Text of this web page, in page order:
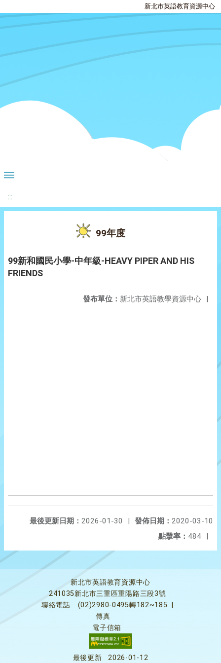
新北市英語教育資源中心
:::
99年度
99新和國民小學-中年級-HEAVY PIPER AND HIS
FRIENDS
發布單位： 新北市英語教學資源中心 |
發佈日期： 2020-03-10
最後更新日期： 2026-01-30
|
點擊率： 484 |
新北市英語教育資源中心
241035新北市三重區重陽路三段3號
聯絡電話
(02)2980-0495轉182~185
傳真
電子信箱
最後更新 2026-01-12